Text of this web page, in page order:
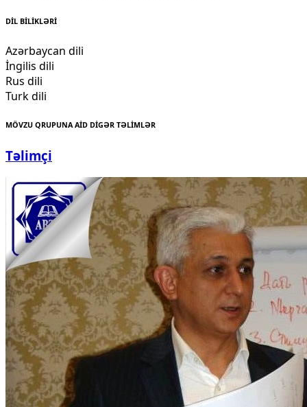
DİL BİLİKLƏRİ
Azərbaycan dili
İngilis dili
Rus dili
Turk dili
MÖVZU QRUPUNA AİD DİGƏR TƏLİMLƏR
Təlimçi